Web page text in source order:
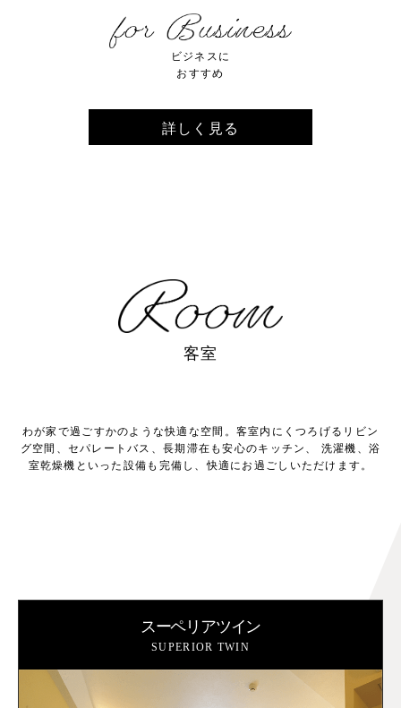
ビジネスに
おすすめ
詳しく見る
客室
わが家で過ごすかのような快適な空間。客室内にくつろげるリビン
グ空間、セパレートバス、長期滞在も安心のキッチン、
洗濯機、浴
室乾燥機といった設備も完備し、快適にお過ごしいただけます。
スーペリアツイン
SUPERIOR TWIN